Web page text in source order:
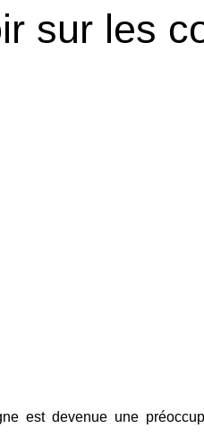
sur les
est devenue une